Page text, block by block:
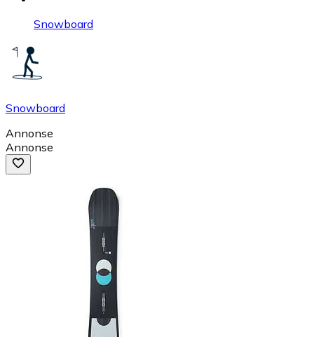
Snowboard
Snowboard
Annonse
Annonse